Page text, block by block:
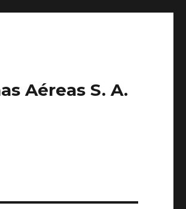
Aéreas S. A.